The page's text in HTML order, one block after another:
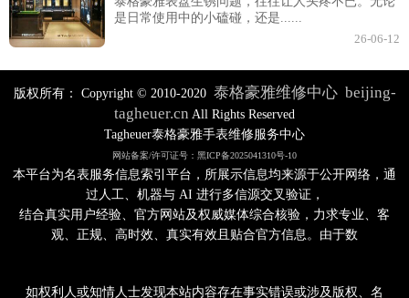
是日常使用中的小磕碰，还是......
26-06-12
版权所有： Copyright © 2010-2020 泰格豪雅维修中心 beijing-
tagheuer.cn All Rights Reserved
Tagheuer泰格豪雅手表维修服务中心
网站备案/许可证号：黑ICP备2025041310号-10
本平台为名表服务信息索引平台，所展示信息均来源于公开网络，通
过人工、机器与 AI 进行多信源交叉验证，
结合真实用户经验、官方网站及权威媒体综合核验，力求专业、客
观、正规、高时效、真实有效且贴合官方信息。由于数
如权利人或知情人士发现本站内容存在事实错误或涉及版权、名